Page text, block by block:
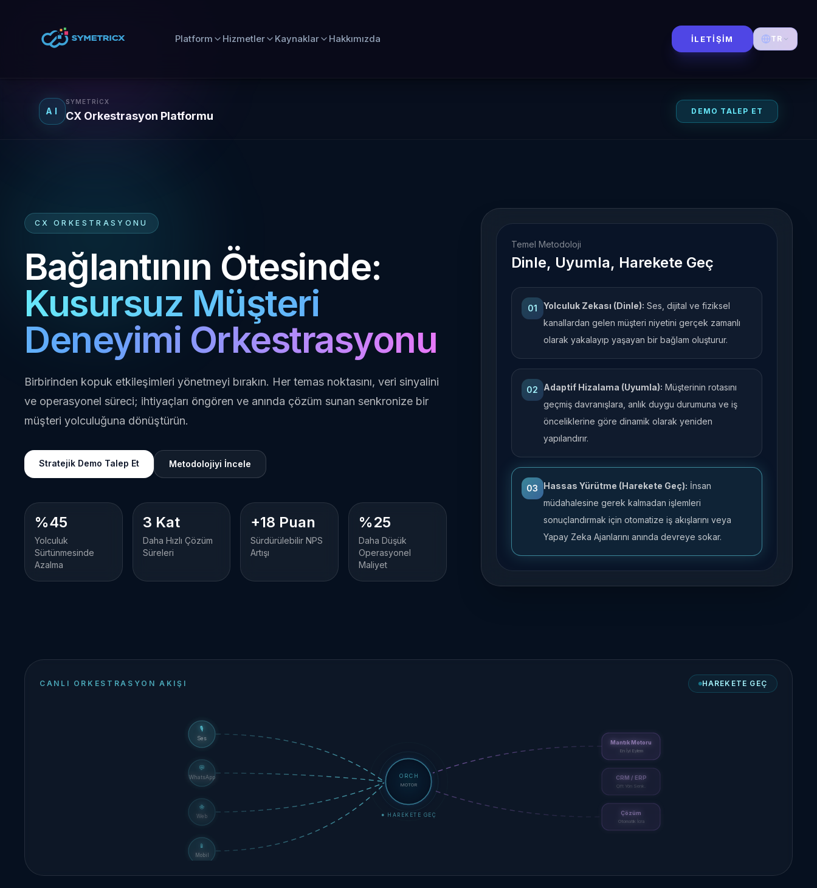
Platform Hizmetler Kaynaklar Hakkımızda İLETIŞIM TR
AI
SYMETRICX
CX Orkestrasyon Platformu DEMO TALEP ET
CX ORKESTRASYONU
Bağlantının Ötesinde:
Kusursuz Müşteri
Deneyimi Orkestrasyonu
Birbirinden kopuk etkileşimleri yönetmeyi bırakın. Her temas noktasını, veri sinyalini
ve operasyonel süreci; ihtiyaçları öngören ve anında çözüm sunan senkronize bir
müşteri yolculuğuna dönüştürün.
Stratejik Demo Talep Et Metodolojiyi İncele
%45
Yolculuk
Sürtünmesinde
Azalma
3 Kat
Daha Hızlı Çözüm
Süreleri
+18 Puan
Sürdürülebilir NPS
Artışı
%25
Daha Düşük
Operasyonel
Maliyet
Temel Metodoloji
Dinle, Uyumla, Harekete Geç
01 Yolculuk Zekası (Dinle): Ses, dijital ve fiziksel
kanallardan gelen müşteri niyetini gerçek zamanlı
olarak yakalayıp yaşayan bir bağlam oluşturur.
02 Adaptif Hizalama (Uyumla): Müşterinin rotasını
geçmiş davranışlara, anlık duygu durumuna ve iş
önceliklerine göre dinamik olarak yeniden
yapılandırır.
03 Hassas Yürütme (Harekete Geç): İnsan
müdahalesine gerek kalmadan işlemleri
sonuçlandırmak için otomatize iş akışlarını veya
Yapay Zeka Ajanlarını anında devreye sokar.
CANLI ORKESTRASYON AKIŞI DİNLE
🎙
Ses
💬
WhatsApp
🌐
Web
📱
Mobil
ORCH
MOTOR
Mantık Motoru
En İyi Eylem
CRM / ERP
Çift Yön Senk.
Çözüm
Otomatik İcra
● DİNLE